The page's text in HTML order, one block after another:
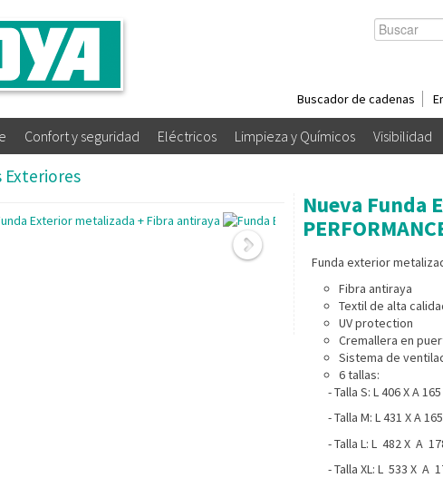
Buscador de cadenas
Confort y seguridad Eléctricos Limpieza y Químicos Visibilidad
Exteriores
Nueva Funda
Funda exterior
Fibra antiraya
Textil de alta
UV protection
Cremallera en
Sistema de
6 tallas:
- Talla S: L 406 X A 165
- Talla M: L 431 X A
- Talla L: L 482 X A
- Talla XL: L 533 X A